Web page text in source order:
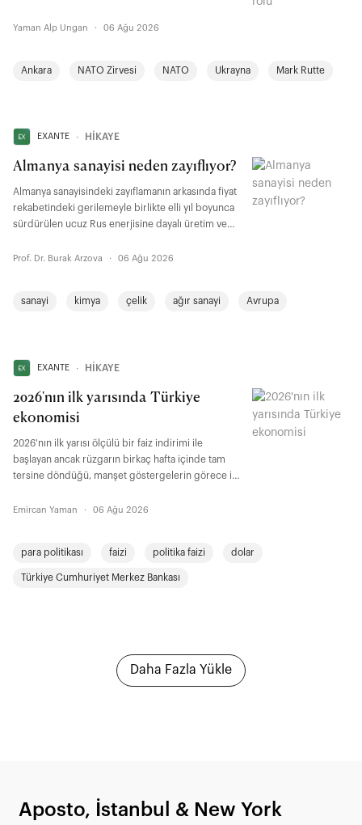
rezervimizi uluslararası standartta belgelemekten,
Yaman Alp Ungan · 06 Ağu 2026
Ankara NATO Zirvesi NATO Ukrayna Mark Rutte
EXANTE ∙ HİKAYE
Almanya sanayisi neden zayıflıyor?
Almanya sanayisindeki zayıflamanın arkasında fiyat
rekabetindeki gerilemeyle birlikte elli yıl boyunca
sürdürülen ucuz Rus enerjisine dayalı üretim ve
durch Handel” yaklaşımı Rusya ve Çin’de beklenen
karşıya bıraktı.
Prof. Dr. Burak Arzova · 06 Ağu 2026
sanayi kimya çelik ağır sanayi Avrupa
EXANTE ∙ HİKAYE
2026'nın ilk yarısında Türkiye
ekonomisi
2026'nın ilk yarısı ölçülü bir faiz indirimi ile
başlayan ancak rüzgarın birkaç hafta içinde tam
tersine döndüğü, manşet göstergelerin görece iyi
ortaya çıkmaya başladığı hareketli bir dönem oldu.
Emircan Yaman · 06 Ağu 2026
para politikası faizi politika faizi dolar
Türkiye Cumhuriyet Merkez Bankası
Daha Fazla Yükle
Aposto, İstanbul & New York